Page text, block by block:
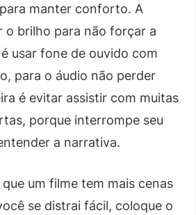
manter conforto. A
o brilho para não forçar a
usar fone de ouvido com
para o áudio não perder
é evitar assistir com muitas
porque interrompe seu
a narrativa.
um filme tem mais cenas
se distrai fácil, coloque o